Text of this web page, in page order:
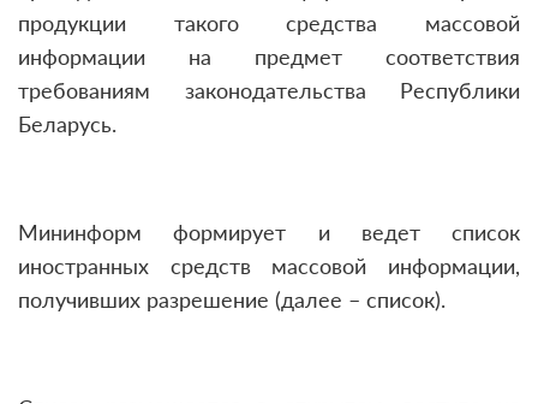
продукции такого средства массовой
информации на предмет соответствия
требованиям законодательства Республики
Беларусь.
Мининформ формирует и ведет список
иностранных средств массовой информации,
получивших разрешение (далее – список).